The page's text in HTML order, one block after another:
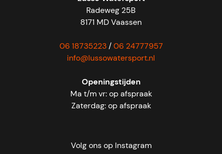
Radeweg 25B
8171 MD Vaassen
06 18735223/06 24777957
info@lussowatersport.nl
Openingstijden
Ma t/m vr: op afspraak
Zaterdag: op afspraak
Volg ons op Instagram